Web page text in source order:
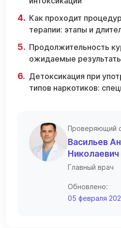
Как проходит
терапии: этапы и
Продолжительность
ожидаемые
Детоксикация при
типов наркотиков:
Проверяющий
Васильев
Николаевич
Главный врач
Обновлено:
05 февраля